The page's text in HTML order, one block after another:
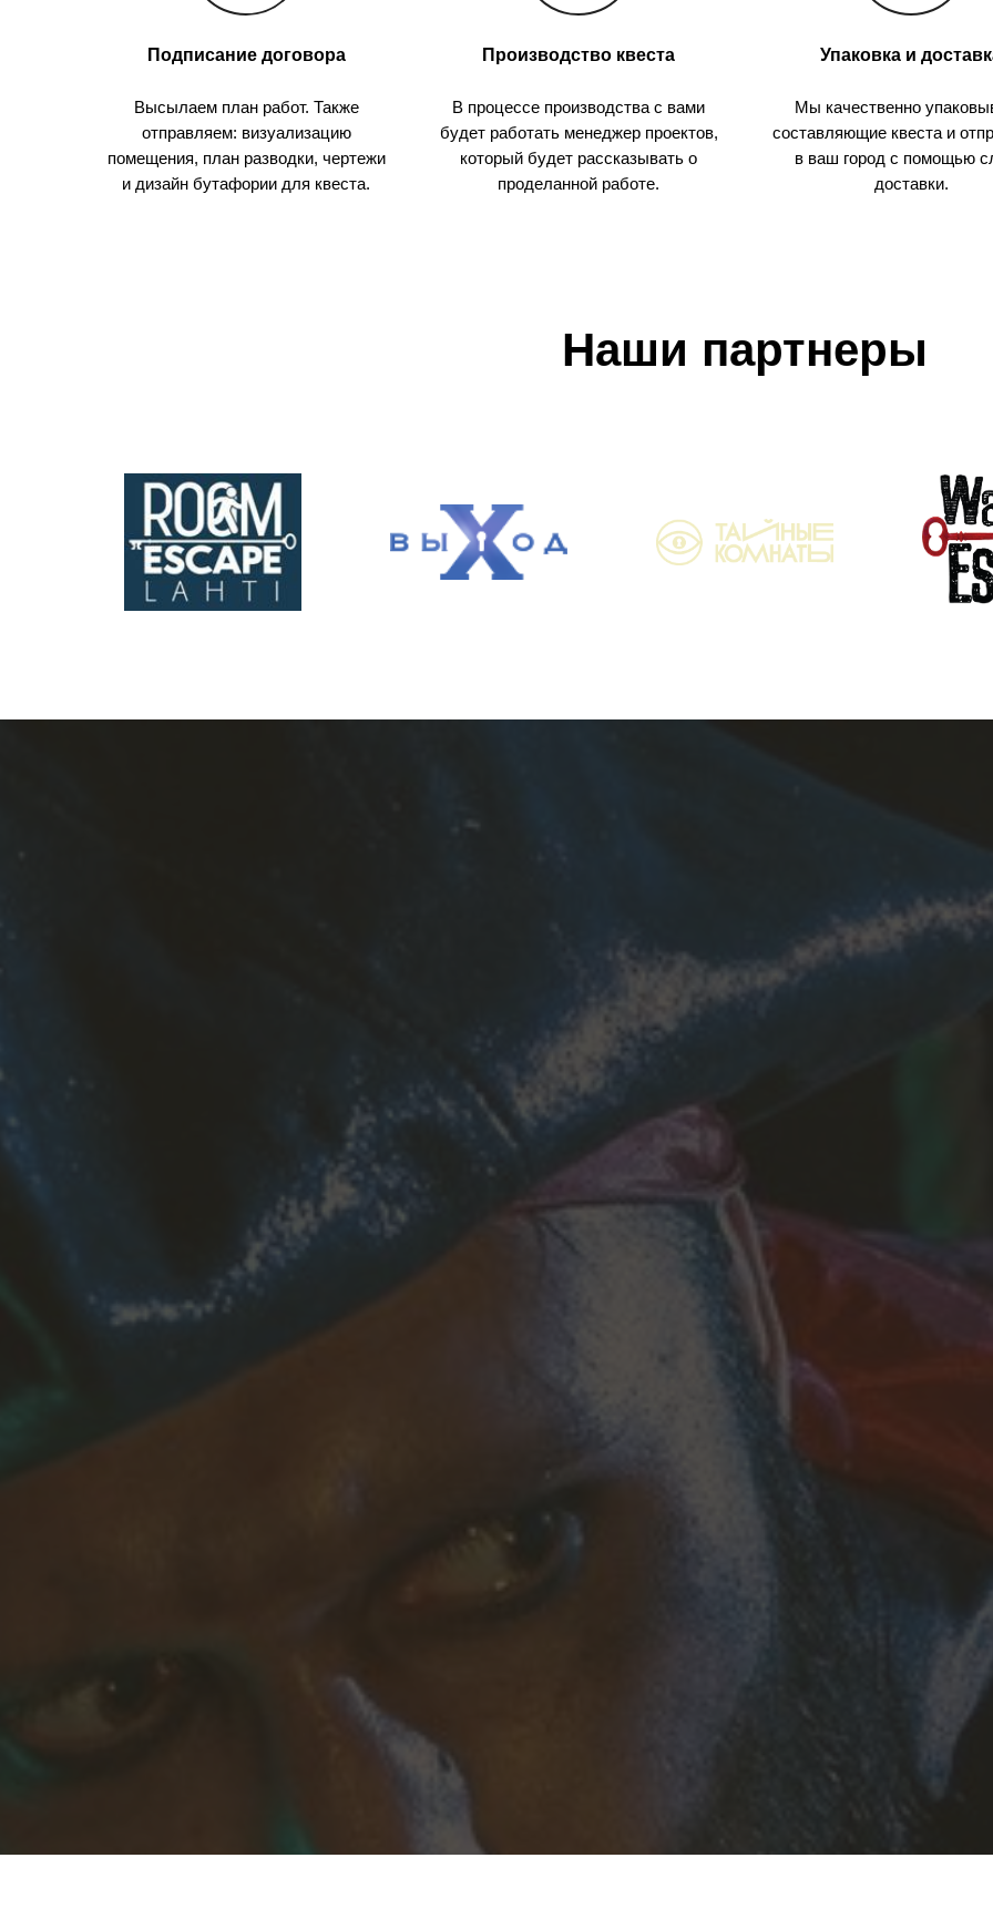
Подписание договора
Высылаем план работ. Также
отправляем: визуализацию
помещения, план разводки, чертежи
и дизайн бутафории для квеста.
Производство квеста
В процессе производства с вами
будет работать менеджер проектов,
который будет рассказывать о
проделанной работе.
Упаковка и
Мы качественно
составляющие квеста и
в ваш город с помощью
доставки.
Наши партнеры